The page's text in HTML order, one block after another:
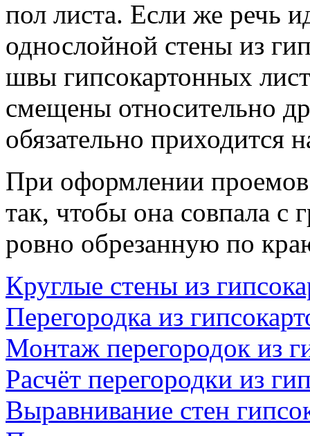
пол листа. Если же речь
однослойной стены из
швы гипсокартонных
смещены относительно
обязательно приходится
При оформлении
так, чтобы она совпала с
ровно обрезанную по
Круглые стены из
Перегородка из
Монтаж перегородок из
Расчёт перегородки из
Выравнивание стен